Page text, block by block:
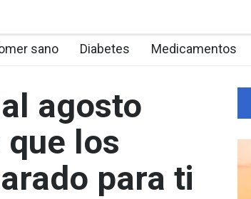
sano Diabetes Medicamentos
agosto
los
para ti